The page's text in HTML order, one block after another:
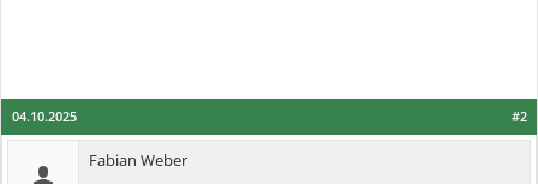
#2
04.10.2025
Fabian Weber